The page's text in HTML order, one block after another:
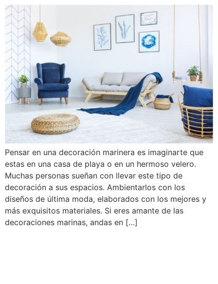
Pensar en una decoración marinera es imaginarte que
estas en una casa de playa o en un hermoso velero.
Muchas personas sueñan con llevar este tipo de
decoración a sus espacios. Ambientarlos con los
diseños de última moda, elaborados con los mejores y
más exquisitos materiales. Si eres amante de las
decoraciones marinas, andas en […]